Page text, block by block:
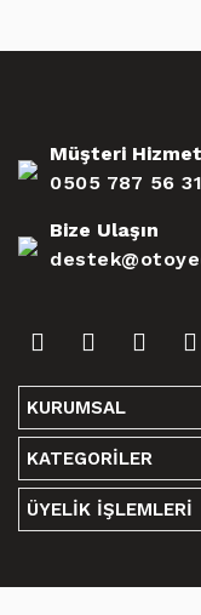
Müşteri
0505 787 56 31
Bize Ulaşın
KURUMSAL
KATEGORİLER
ÜYELİK İŞLEMLERİ